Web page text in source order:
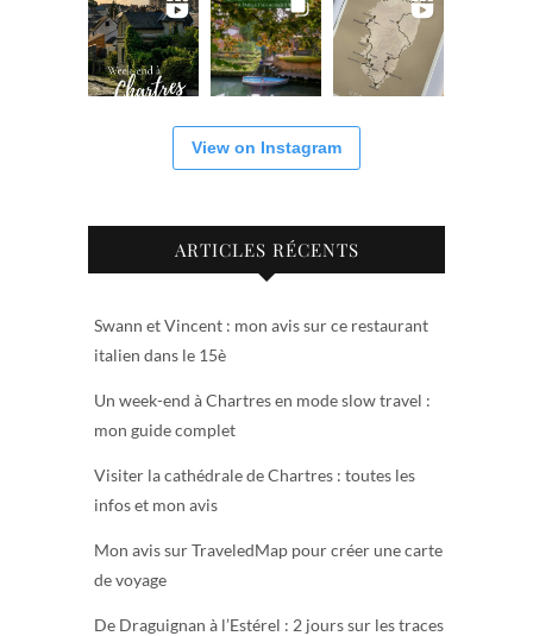
View on Instagram
ARTICLES RÉCENTS
Swann et Vincent : mon avis sur ce restaurant
italien dans le 15è
Un week-end à Chartres en mode slow travel :
mon guide complet
Visiter la cathédrale de Chartres : toutes les
infos et mon avis
Mon avis sur TraveledMap pour créer une carte
de voyage
De Draguignan à l’Estérel : 2 jours sur les traces